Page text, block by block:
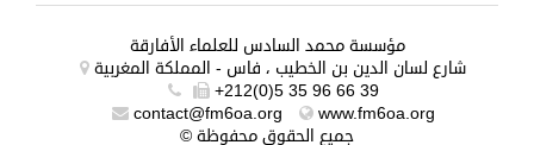
مؤسسة محمد السادس للعلماء الأفارقة
شارع لسان الدين بن الخطيب ، فاس - المملكة المغربية
+212(0)5 35 96 66 39
contact@fm6oa.org
www.fm6oa.org
© جميع الحقوق محفوظة